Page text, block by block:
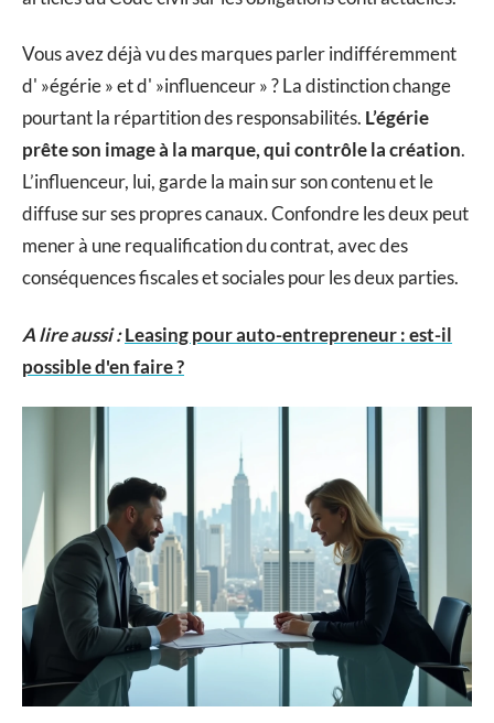
Vous avez déjà vu des marques parler indifféremment
d' »égérie » et d' »influenceur » ? La distinction change
pourtant la répartition des responsabilités. L’égérie
prête son image à la marque, qui contrôle la création.
L’influenceur, lui, garde la main sur son contenu et le
diffuse sur ses propres canaux. Confondre les deux peut
mener à une requalification du contrat, avec des
conséquences fiscales et sociales pour les deux parties.
A lire aussi :Leasing pour auto-entrepreneur : est-il
possible d'en faire ?